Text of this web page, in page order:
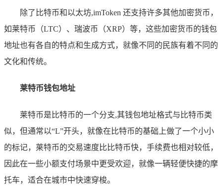
除了比特币和以太坊,imToken 还支持许多其他加密货币，
如莱特币（LTC）、瑞波币（XRP）等，这些加密货币的钱包
地址也有各自的特点和生成方式，就像不同的民族有着不同的
文化和传统。
莱特币钱包地址
莱特币是比特币的一个分支,其钱包地址格式与比特币类
似，但通常以“L”开头，就像在比特币的基础上做了一个小小
的标记，莱特币的交易速度比比特币快，手续费也相对较低，
因此在一些小额支付场景中更受欢迎，就像一辆轻便快捷的摩
托车，适合在城市中快速穿梭。